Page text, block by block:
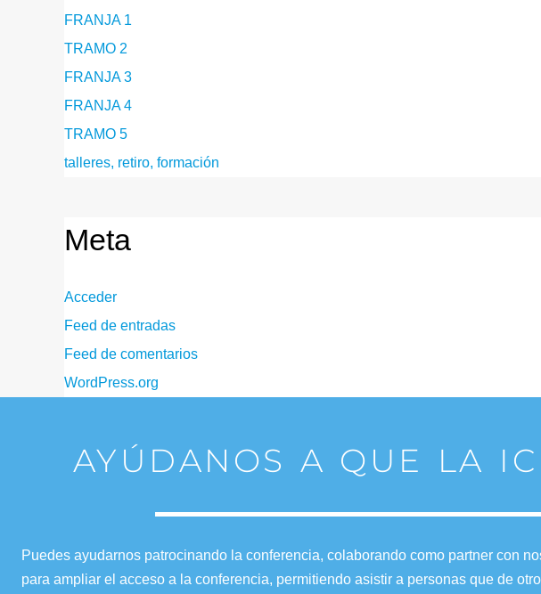
FRANJA 1
TRAMO 2
FRANJA 3
FRANJA 4
TRAMO 5
talleres, retiro, formación
Meta
Acceder
Feed de entradas
Feed de comentarios
WordPress.org
AYÚDANOS A QUE LA
Puedes ayudarnos patrocinando la conferencia, colaborando como partner con
para ampliar el acceso a la conferencia, permitiendo asistir a personas que de